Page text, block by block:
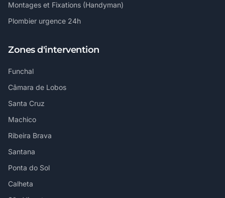
Montages et Fixations (Handyman)
Plombier urgence 24h
Zones d'intervention
Funchal
Câmara de Lobos
Santa Cruz
Machico
Ribeira Brava
Santana
Ponta do Sol
Calheta